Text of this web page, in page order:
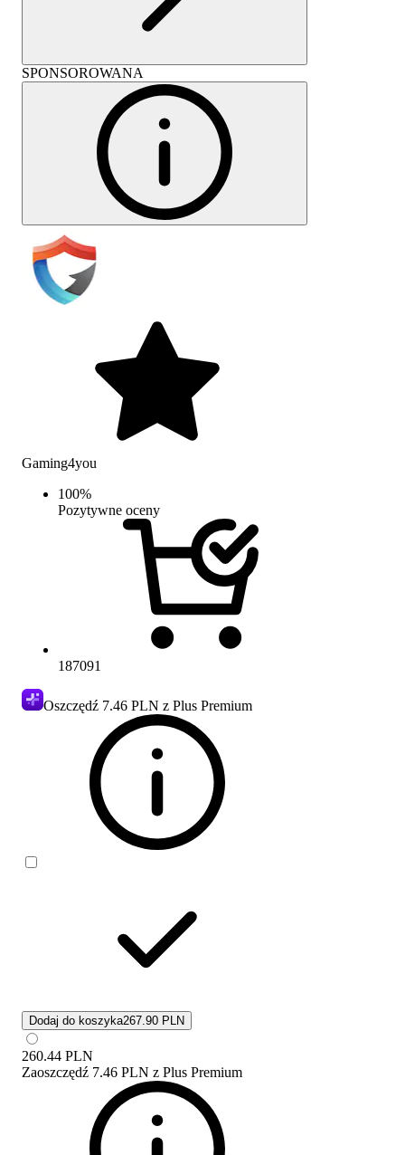
SPONSOROWANA
Gaming4you
100%
Pozytywne oceny
187091
Oszczędź 7.46 PLN z Plus Premium
Dodaj do koszyka267.90 PLN
260.44 PLN
Zaoszczędź 7.46 PLN z Plus Premium